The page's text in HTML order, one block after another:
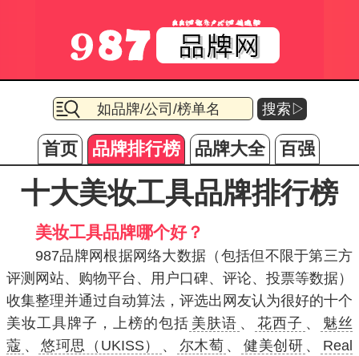
搜索▷
首页 品牌排行榜 品牌大全 百强
十大美妆工具品牌排行榜
美妆工具品牌哪个好？
987品牌网根据网络大数据（包括但不限于第三方
评测网站、购物平台、用户口碑、评论、投票等数据）
收集整理并通过自动算法，评选出网友认为很好的十个
美妆工具牌子，上榜的包括 美肤语 、 花西子 、
魅丝
蔻 、 悠珂思（UKISS） 、 尔木萄 、 健美创研 、
Real